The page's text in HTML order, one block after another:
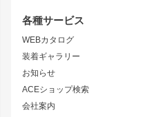
各種サービス
WEBカタログ
装着ギャラリー
お知らせ
ACEショップ検索
会社案内
S14 シルビア 後期
S13 シルビア
180SX
シルエイティ
スズキ
リアウイング
ジムニーパーツ
ホイール
MUD-S7
MUD-SR7